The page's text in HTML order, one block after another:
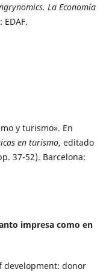
La Economía
y turismo». En
en turismo, editado
37-52). Barcelona:
impresa como en
development: donor